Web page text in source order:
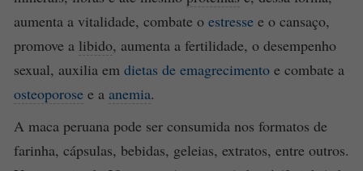
aumenta a vitalidade, combate o estresse e o cansaço,
promove a libido, aumenta a fertilidade, o desempenho
sexual, auxilia em dietas de emagrecimento e combate a
osteoporose e a anemia.
A maca peruana pode ser consumida nos formatos de
farinha, cápsulas, bebidas, geleias, extratos, entre outros.